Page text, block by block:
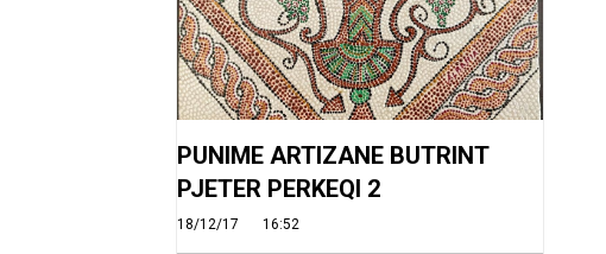
PUNIME ARTIZANE BUTRINT
PJETER PERKEQI 2
18/12/17 16:52